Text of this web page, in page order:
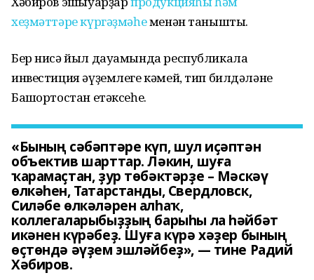
хеҙмәттәре күргәҙмәһеменән танышты.
Бер нисә йыл дауамында республикала
инвестиция әүҙемлеге кәмей, тип билдәләне
Башҡортостан етәксеһе.
«Бының сәбәптәре күп, шул иҫәптән
объектив шарттар. Ләкин, шуға
ҡарамаҫтан, ҙур төбәктәрҙе – Мәскәү
өлкәһен, Татарстанды, Свердловск,
Силәбе өлкәләрен алһаҡ,
коллегаларыбыҙҙың барыһы ла һәйбәт
икәнен күрәбеҙ. Шуға күрә хәҙер бының
өҫтөндә әүҙем эшләйбеҙ», — тине Радий
Хәбиров.